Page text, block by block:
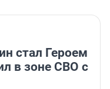
стал Героем
в зоне СВО с